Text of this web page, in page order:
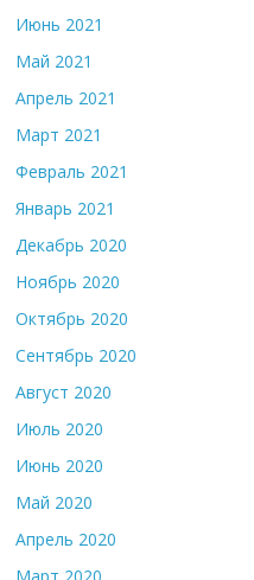
Июнь 2021
Май 2021
Апрель 2021
Март 2021
Февраль 2021
Январь 2021
Декабрь 2020
Ноябрь 2020
Октябрь 2020
Сентябрь 2020
Август 2020
Июль 2020
Июнь 2020
Май 2020
Апрель 2020